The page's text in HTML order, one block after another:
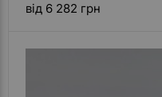
від 6 282 грн